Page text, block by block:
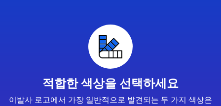
적합한 색상을 선택하세요
이발사 로고에서 가장 일반적으로 발견되는 두 가지 색상은